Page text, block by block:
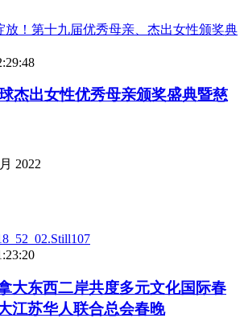
杰出女性优秀母亲颁奖盛典暨慈
2022
大东西二岸共度多元文化国际春
江苏华人联合总会春晚